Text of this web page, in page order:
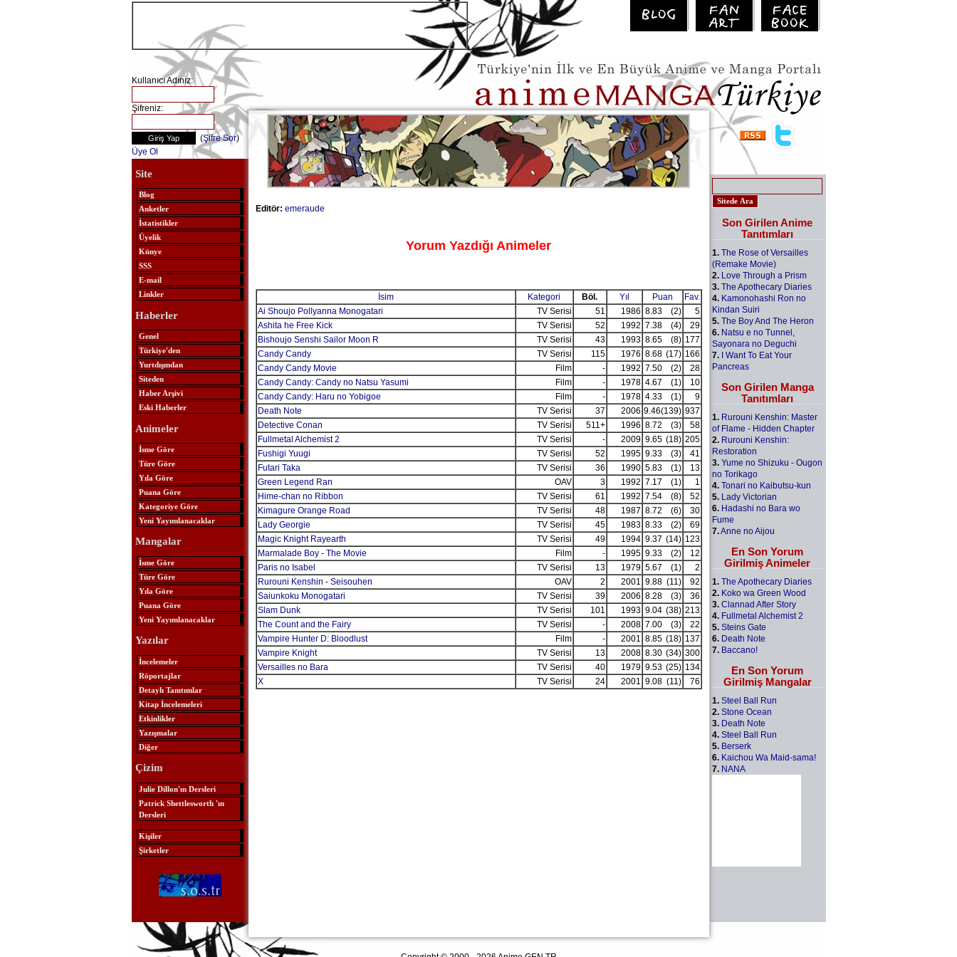
Kullanıcı Adınız:
Şifreniz:
(Şifre Sor)
Üye Ol
Site
Blog
Anketler
İstatistikler
Üyelik
Künye
SSS
E-mail
Linkler
Haberler
Genel
Türkiye'den
Yurtdışından
Siteden
Haber Arşivi
Eski Haberler
Animeler
İsme Göre
Türe Göre
Yıla Göre
Puana Göre
Kategoriye Göre
Yeni Yayımlanacaklar
Mangalar
İsme Göre
Türe Göre
Yıla Göre
Puana Göre
Yeni Yayımlanacaklar
Yazılar
İncelemeler
Röportajlar
Detaylı Tanıtımlar
Kitap İncelemeleri
Etkinlikler
Yazışmalar
Diğer
Çizim
Julie Dillon'ın Dersleri
Patrick Shettlesworth 'ın
Dersleri
Kişiler
Şirketler
Editör: emeraude
Yorum Yazdığı Animeler
İsim Kategori Böl. Yıl Puan
Fav.
Ai Shoujo Pollyanna Monogatari
TV Serisi 51 1986 8.83 (2)
5
Ashita he Free Kick
TV Serisi 52 1992 7.38 (4)
29
Bishoujo Senshi Sailor Moon R
TV Serisi 43 1993 8.65 (8) 177
Candy Candy
TV Serisi 115 1976 8.68 (17) 166
Candy Candy Movie
Film - 1992 7.50 (2)
28
Candy Candy: Candy no Natsu Yasumi
Film - 1978 4.67 (1)
10
Candy Candy: Haru no Yobigoe
Film - 1978 4.33 (1)
9
Death Note
TV Serisi 37 2006 9.46(139) 937
Detective Conan
TV Serisi 511+ 1996 8.72 (3)
58
Fullmetal Alchemist 2
TV Serisi - 2009 9.65 (18) 205
Fushigi Yuugi
TV Serisi 52 1995 9.33 (3)
41
Futari Taka
TV Serisi 36 1990 5.83 (1)
13
Green Legend Ran
OAV 3 1992 7.17 (1)
1
Hime-chan no Ribbon
TV Serisi 61 1992 7.54 (8)
52
Kimagure Orange Road
TV Serisi 48 1987 8.72 (6)
30
Lady Georgie
TV Serisi 45 1983 8.33 (2)
69
Magic Knight Rayearth
TV Serisi 49 1994 9.37 (14) 123
Marmalade Boy - The Movie
Film - 1995 9.33 (2)
12
Paris no Isabel
TV Serisi 13 1979 5.67 (1)
2
Rurouni Kenshin - Seisouhen
OAV 2 2001 9.88 (11)
92
Saiunkoku Monogatari
TV Serisi 39 2006 8.28 (3)
36
Slam Dunk
TV Serisi 101 1993 9.04 (38) 213
The Count and the Fairy
TV Serisi - 2008 7.00 (3)
22
Vampire Hunter D: Bloodlust
Film - 2001 8.85 (18) 137
Vampire Knight
TV Serisi 13 2008 8.30 (34) 300
Versailles no Bara
TV Serisi 40 1979 9.53 (25) 134
X
TV Serisi 24 2001 9.08 (11) 76
Son Girilen Anime
Tanıtımları
1. The Rose of Versailles
(Remake Movie)
2. Love Through a Prism
3. The Apothecary Diaries
4. Kamonohashi Ron no
Kindan Suiri
5. The Boy And The Heron
6. Natsu e no Tunnel,
Sayonara no Deguchi
7. I Want To Eat Your
Pancreas
Son Girilen Manga
Tanıtımları
1. Rurouni Kenshin: Master
of Flame - Hidden Chapter
2. Rurouni Kenshin:
Restoration
3. Yume no Shizuku - Ougon
no Torikago
4. Tonari no Kaibutsu-kun
5. Lady Victorian
6. Hadashi no Bara wo
Fume
7.Anne no Aijou
En Son Yorum
Girilmiş Animeler
1. The Apothecary Diaries
2. Koko wa Green Wood
3. Clannad After Story
4. Fullmetal Alchemist 2
5. Steins Gate
6. Death Note
7. Baccano!
En Son Yorum
Girilmiş Mangalar
1. Steel Ball Run
2. Stone Ocean
3. Death Note
4. Steel Ball Run
5. Berserk
6. Kaichou Wa Maid-sama!
7. NANA